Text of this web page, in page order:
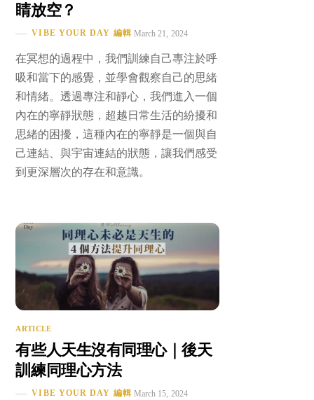
睛放空？
VIBE YOUR DAY 編輯 March 21, 2024
在冥想的過程中，我們訓練自己專注於呼
吸和當下的感覺，並學會觀察自己的思緒
和情緒。透過專注和靜心，我們進入一個
內在的寧靜狀態，超越日常生活的紛擾和
思緒的困擾，這種內在的寧靜是一個與自
己連結、與宇宙連結的狀態，讓我們感受
到更深層次的存在和意識。
ARTICLE
有些人天生沒有同理心｜後天
訓練同理心方法
VIBE YOUR DAY 編輯 March 15, 2024